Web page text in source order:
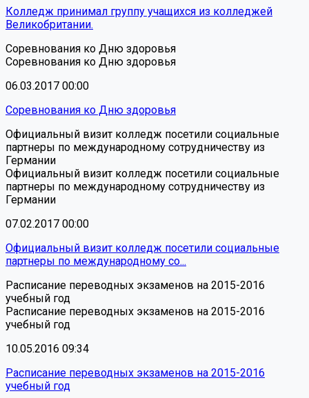
Колледж принимал группу учащихся из колледжей
Великобритании.
Соревнования ко Дню здоровья
Соревнования ко Дню здоровья
06.03.2017 00:00
Соревнования ко Дню здоровья
Официальный визит колледж посетили социальные
партнеры по международному сотрудничеству из
Германии
Официальный визит колледж посетили социальные
партнеры по международному сотрудничеству из
Германии
07.02.2017 00:00
Официальный визит колледж посетили социальные
партнеры по международному со...
Расписание переводных экзаменов на 2015-2016
учебный год
Расписание переводных экзаменов на 2015-2016
учебный год
10.05.2016 09:34
Расписание переводных экзаменов на 2015-2016
учебный год